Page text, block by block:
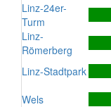
Linz-24er-
Turm
Linz-
Römerberg
Linz-Stadtpark
Wels